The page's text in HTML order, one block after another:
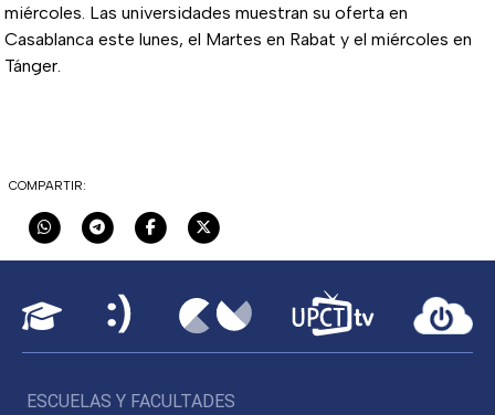
miércoles. Las universidades muestran su oferta en
Casablanca este lunes, el Martes en Rabat y el miércoles en
Tánger.
COMPARTIR:
ESCUELAS Y FACULTADES